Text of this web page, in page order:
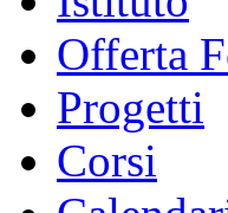
Offerta
Progetti
Corsi